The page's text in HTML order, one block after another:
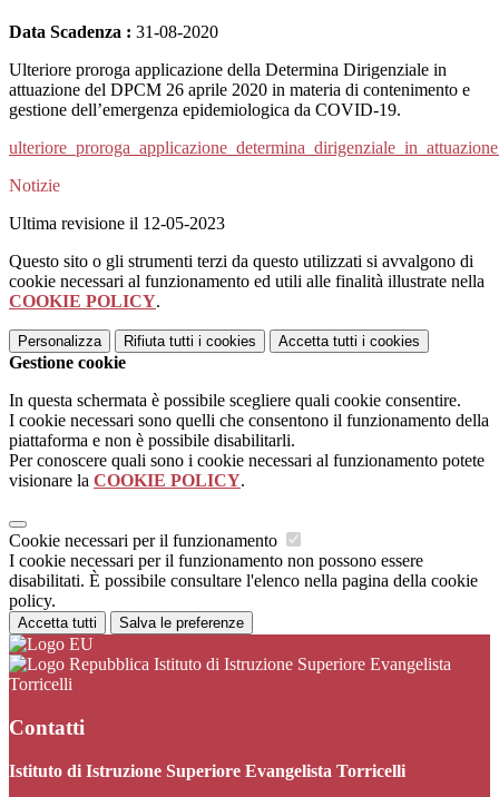
Data Scadenza : 31-08-2020
Ulteriore proroga applicazione della Determina Dirigenziale in
attuazione del DPCM 26 aprile 2020 in materia di contenimento e
gestione dell’emergenza epidemiologica da COVID-19.
Notizie
Ultima revisione il 12-05-2023
Questo sito o gli strumenti terzi da questo utilizzati si avvalgono di
cookie necessari al funzionamento ed utili alle finalità illustrate nella
COOKIE POLICY.
Personalizza Rifiuta tutti i cookies Accetta tutti i cookies
Gestione cookie
In questa schermata è possibile scegliere quali cookie consentire.
I cookie necessari sono quelli che consentono il funzionamento della
piattaforma e non è possibile disabilitarli.
Per conoscere quali sono i cookie necessari al funzionamento potete
visionare la COOKIE POLICY.
Cookie necessari per il funzionamento
I cookie necessari per il funzionamento non possono essere
disabilitati. È possibile consultare l'elenco nella pagina della cookie
policy.
Accetta tutti Salva le preferenze
Istituto di Istruzione Superiore Evangelista
Torricelli
Contatti
Istituto di Istruzione Superiore Evangelista Torricelli